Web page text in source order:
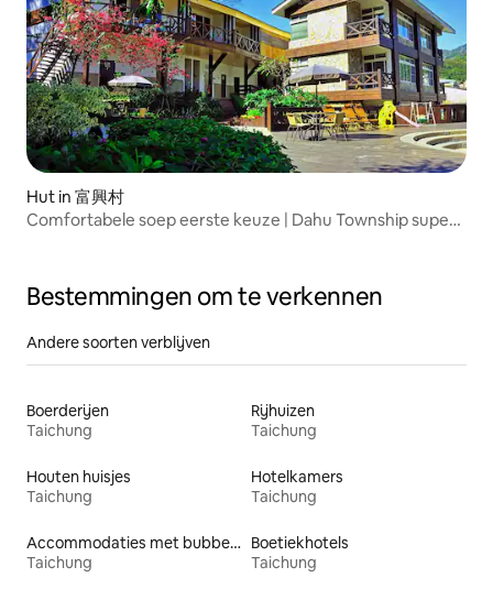
Hut in 富興村
Comfortabele soep eerste keuze | Dahu Township super
Bestemmingen om te verkennen
Andere soorten verblijven
Boerderijen
Taichung
Rijhuizen
Taichung
Houten huisjes
Taichung
Hotelkamers
Taichung
Accommodaties met bubbelbad
Taichung
Boetiekhotels
Taichung